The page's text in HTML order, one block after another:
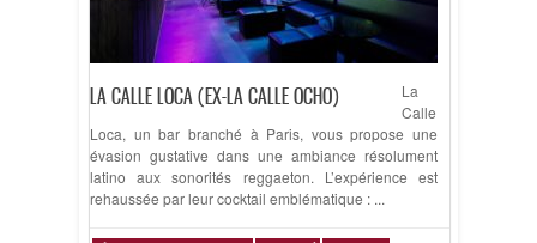
LA CALLE LOCA (EX-LA CALLE OCHO)
La
Calle
Loca, un bar branché à Paris, vous propose une
évasion gustative dans une ambiance résolument
latino aux sonorités reggaeton. L’expérience est
rehaussée par leur cocktail emblématique : ...